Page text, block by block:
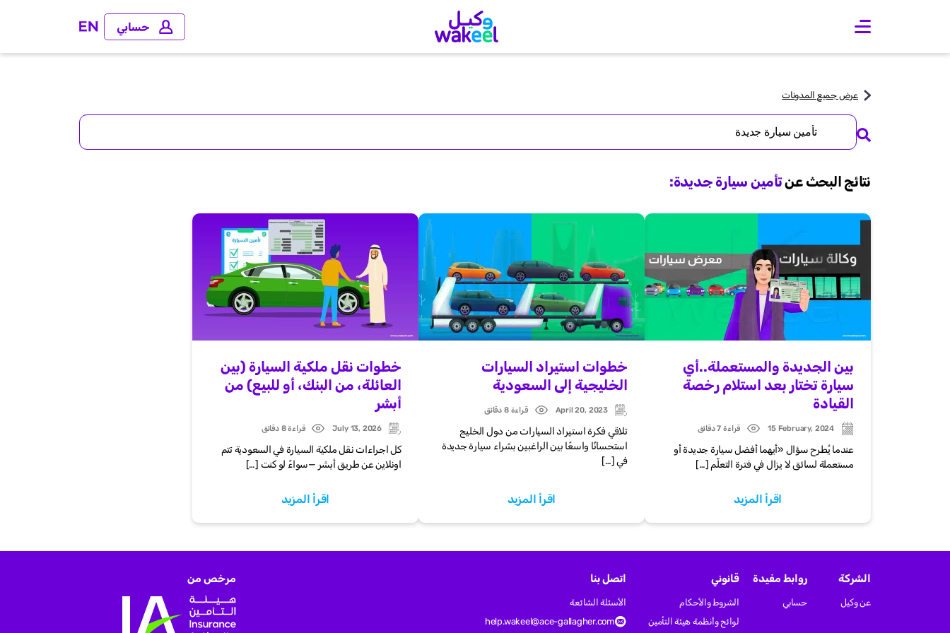
O
e
a
m
e
u
عرض جميع المدونات
Search
for:
نتائج البحث عنتأمين سيارة جديدة:
بين الجديدة والمستعملة..أي
سيارة تختار بعد استلام رخصة
القيادة
Post
date
15 February, 2024
Post
date
قراءة 7 دقائق
عندما يُطرح سؤال «أيهما أفضل سيارة جديدة أو
مستعملة لسائق لا يزال في فترة التعلّم […]
اقرأ المزيد
خطوات استيراد السيارات
الخليجية إلى السعودية
Updated:
April 20, 2023
Post
date
قراءة 8 دقائق
تلاقي فكرة استيراد السيارات من دول الخليج
استحسانًا واسعًا بين الراغبين بشراء سيارة جديدة
في […]
اقرأ المزيد
خطوات نقل ملكية السيارة (بين
العائلة، من البنك، أو للبيع) من
أبشر
Updated:
July 13, 2026
Post
date
قراءة 8 دقائق
كل اجراءات نقل ملكية السيارة في السعودية تتم
اونلاين عن طريق أبشر —سواءً لو كنت […]
اقرأ المزيد
الشركة
عن وكيل
روابط مفيدة
حسابي
قانوني
الشروط والأحكام
لوائح وأنظمة هيئة التأمين
اتصل بنا
الأسئلة الشائعة
help.wakeel@ace-gallagher.com
مرخص من